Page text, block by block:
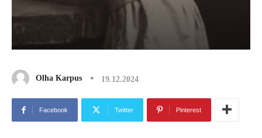
Olha Karpus 19.12.2024
Facebook Twitter Pinterest